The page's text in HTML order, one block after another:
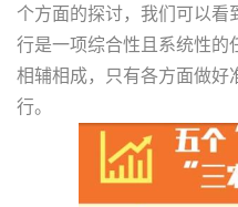
个方面的探讨，我们可以看
行是一项综合性且系统性的
相辅相成，只有各方面做好
行。